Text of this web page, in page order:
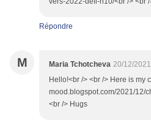
Répondre
M Maria Tchotcheva 20/12/
Hello!<br /> <br /> Here is my
mood.blogspot.com/2021/12/
<br /> Hugs